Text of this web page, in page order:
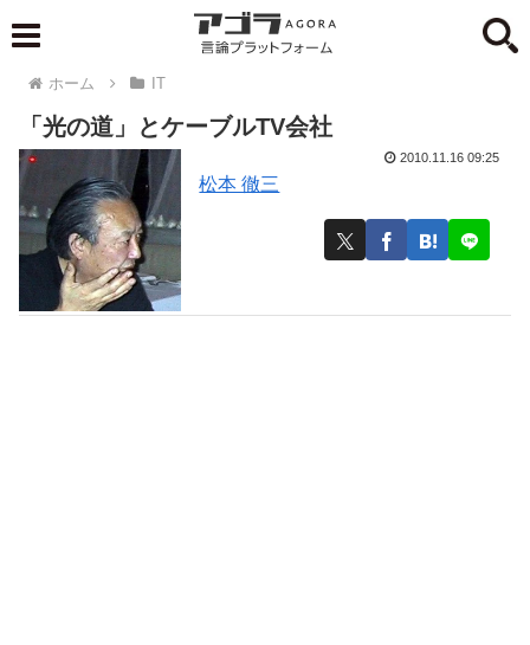
ホーム IT
「光の道」とケーブルTV会社
松本 徹三
2010.11.16 09:25